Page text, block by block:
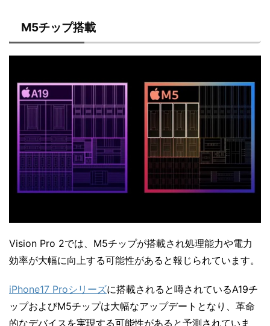
M5チップ搭載
Vision Pro 2では、M5チップが搭載され処理能力や電力
効率が大幅に向上する可能性があると報じられています。
iPhone17 Proシリーズに搭載されると噂されているA19チ
ップおよびM5チップは大幅なアップデートとなり、革命
的なデバイスを実現する可能性があると予測されていま